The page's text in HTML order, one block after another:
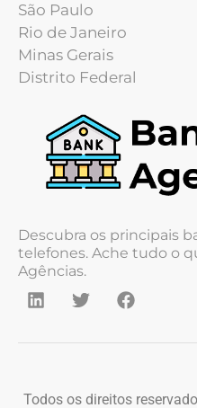
São Paulo
Rio de Janeiro
Minas Gerais
Distrito Federal
Descubra os principais
telefones. Ache tudo o
Agências.
Todos os direitos